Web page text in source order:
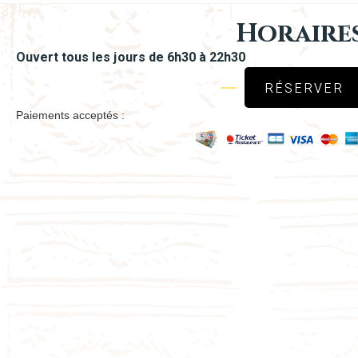
Ouvert tous les jours de 6h30 à 22h30
RÉSERVER
Paiements acceptés :